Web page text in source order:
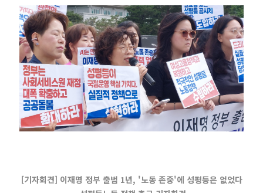
[기자회견] 이재명 정부 출범 1년, '노동 존중'에 성평등은 없었다